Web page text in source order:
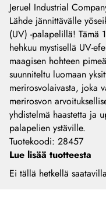
Jeruel Industrial
Lähde jännittävälle
(UV) -palapelillä! Tämä
hehkuu mystisellä UV-
maagisen hohteen
suunniteltu luomaan
merirosvolaivasta, joka
merirosvon
yhdistelmä haastetta ja
palapelien ystäville.
Tuotekoodi: 28457
Lue lisää tuotteesta
Ei tällä hetkellä